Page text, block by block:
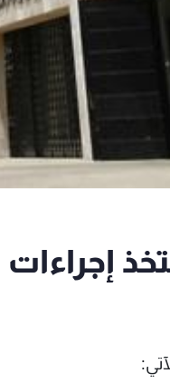
إجراءات